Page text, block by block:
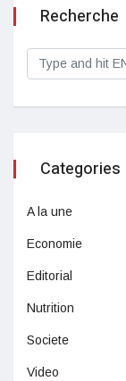
Recherche
Categories
A la une
Economie
Editorial
Nutrition
Societe
Video